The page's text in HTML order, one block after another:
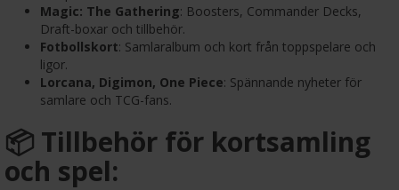
Magic: The Gathering: Boosters, Commander Decks,
Draft-boxar och tillbehör.
Fotbollskort: Samlaralbum och kort från toppspelare och
ligor.
Lorcana, Digimon, One Piece: Spännande nyheter för
samlare och TCG-fans.
📦 Tillbehör för kortsamling
och spel: